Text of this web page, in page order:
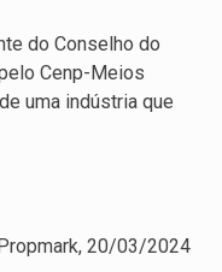
do Conselho do
Cenp-Meios
uma indústria que
Propmark, 20/03/2024